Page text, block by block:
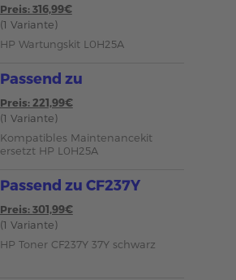
Preis: 316,99€
(1 Variante)
HP Wartungskit L0H25A
Passend zu
Preis: 221,99€
(1 Variante)
Kompatibles Maintenancekit
ersetzt HP L0H25A
Passend zu CF237Y
Preis: 301,99€
(1 Variante)
HP Toner CF237Y 37Y schwarz